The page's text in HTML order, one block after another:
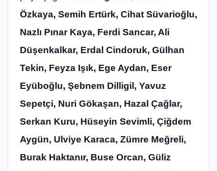
Özkaya, Semih Ertürk, Cihat Süvarioğlu,
Nazlı Pınar Kaya, Ferdi Sancar, Ali
Düşenkalkar, Erdal Cindoruk, Gülhan
Tekin, Feyza Işık, Ege Aydan, Eser
Eyüboğlu, Şebnem Dilligil, Yavuz
Sepetçi, Nuri Gökaşan, Hazal Çağlar,
Serkan Kuru, Hüseyin Sevimli, Çiğdem
Aygün, Ulviye Karaca, Zümre Meğreli,
Burak Haktanır, Buse Orcan, Güliz